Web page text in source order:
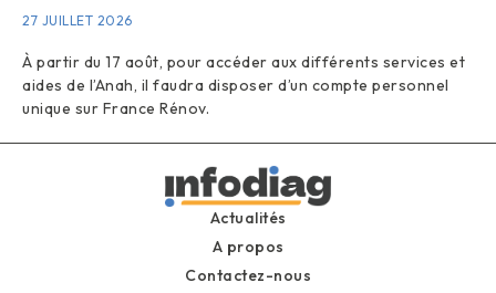
27 JUILLET 2026
À partir du 17 août, pour accéder aux différents services et
aides de l’Anah, il faudra disposer d’un compte personnel
unique sur France Rénov.
Actualités
A propos
Contactez-nous